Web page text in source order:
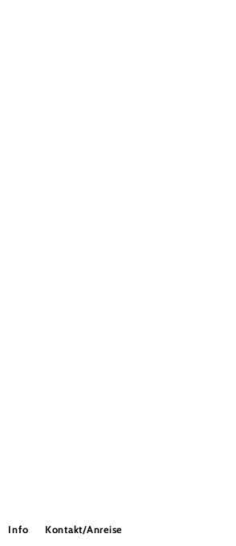
Info Kontakt/Anreise